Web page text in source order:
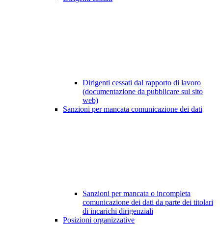
Dirigenti cessati dal rapporto di lavoro
(documentazione da pubblicare sul sito
web)
Sanzioni per mancata comunicazione dei dati
Sanzioni per mancata o incompleta
comunicazione dei dati da parte dei titolari
di incarichi dirigenziali
Posizioni organizzative